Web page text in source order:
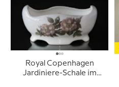
Royal Copenhagen
Jardiniere-Schale im